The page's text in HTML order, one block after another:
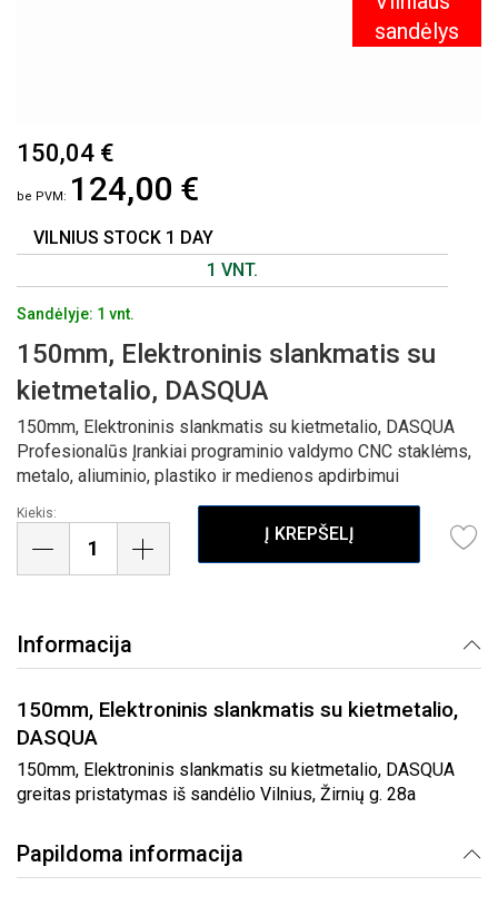
sandėlys
PAVEIKSLĖLIŲ
PRADŽIĄ
150,04 €
124,00 €
VILNIUS STOCK 1 DAY
1 VNT.
Sandėlyje: 1 vnt.
150mm, Elektroninis slankmatis su
kietmetalio, DASQUA
150mm, Elektroninis slankmatis su kietmetalio, DASQUA
Profesionalūs Įrankiai programinio valdymo CNC staklėms,
metalo, aliuminio, plastiko ir medienos apdirbimui
Kiekis:
Į KREPŠELĮ
Informacija
150mm, Elektroninis slankmatis su kietmetalio,
DASQUA
150mm, Elektroninis slankmatis su kietmetalio, DASQUA
greitas pristatymas iš sandėlio Vilnius, Žirnių g. 28a
Papildoma informacija